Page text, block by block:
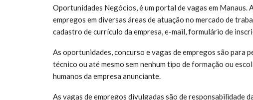
Oportunidades Negócios, é um portal de vagas em Manaus.
empregos em diversas áreas de atuação no mercado de
cadastro de currículo da empresa, e-mail, formulário de
As oportunidades, concurso e vagas de empregos são para
técnico ou até mesmo sem nenhum tipo de formação ou
humanos da empresa anunciante.
As vagas de empregos divulgadas são de responsabilidade